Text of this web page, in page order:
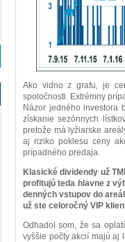
Ako vidno z grafu, je
spoločnosti. Extrémny
Názor jedného investora
získanie sezónnych
pretože má lyžiarske
aj riziko poklesu ceny
prípadného predaja.
Klasické dividendy už
profitujú teda hlavne z
denných vstupov do
už ste celoročný VIP
Odhadol som, že sa
vyššie počty akcií majú aj